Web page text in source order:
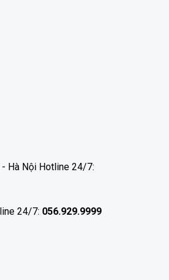
Hà Nội Hotline 24/7:
24/7: 056.929.9999